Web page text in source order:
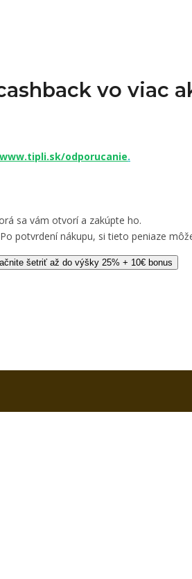
vo viac
www.tipli.sk/odporucanie.
sa vám otvorí a zakúpte ho.
potvrdení nákupu, si tieto peniaze
šetriť až do výšky 25% + 10€ bonus